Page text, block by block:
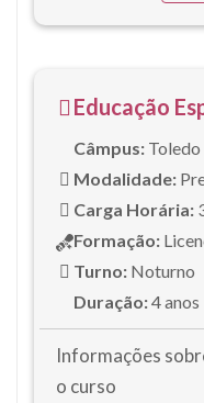
Educação
Câmpus: Toledo
Modalidade:
Carga Horária:
Formação:
Turno: Noturno
Duração:4 anos
Informações
o curso